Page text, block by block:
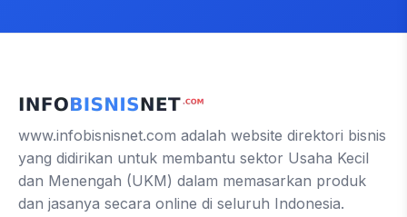
www.infobisnisnet.com adalah website direktori bisnis
yang didirikan untuk membantu sektor Usaha Kecil
dan Menengah (UKM) dalam memasarkan produk
dan jasanya secara online di seluruh Indonesia.